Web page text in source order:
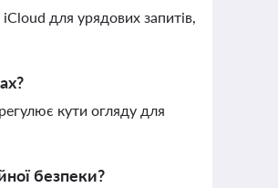
для урядових запитів,
кути огляду для
безпеки?